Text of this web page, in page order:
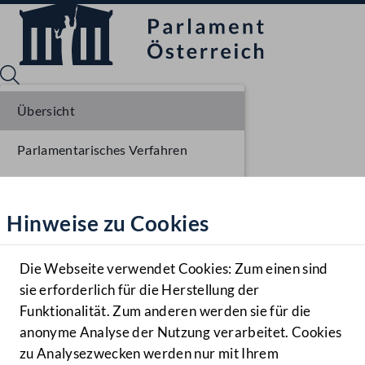
Hilfe
Benutzer
Navigationsmenü öffnen
MENÜ
Hinweise zu Cookies
Die Webseite verwendet Cookies: Zum einen sind
sie erforderlich für die Herstellung der
Funktionalität. Zum anderen werden sie für die
anonyme Analyse der Nutzung verarbeitet. Cookies
zu Analysezwecken werden nur mit Ihrem
Übersicht
Parlamentarisches Verfahren
Liste der Rednerinnen und Redner